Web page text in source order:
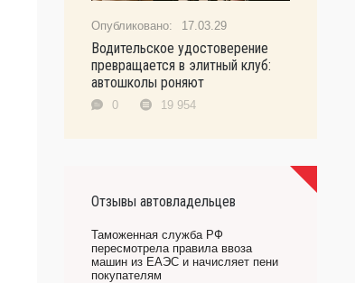
17.03.29
Водительское удостоверение
превращается в элитный клуб:
автошколы роняют
0 19 954
Отзывы автовладельцев
Таможенная служба РФ
пересмотрела правила ввоза
машин из ЕАЭС и начисляет пени
покупателям